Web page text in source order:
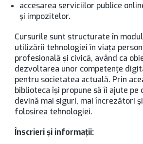
accesarea serviciilor publice
și impozitelor.
Cursurile sunt structurate în
utilizării tehnologiei în viața
profesională și civică, având ca
dezvoltarea unor competențe
pentru societatea actuală. Prin
biblioteca își propune să îi ajute pe
devină mai siguri, mai încrezători
folosirea tehnologiei.
Înscrieri și informații: